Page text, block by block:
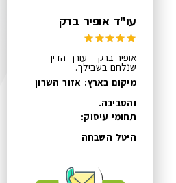
עו"ד אופיר ברק
אופיר ברק – עורך הדין
שנלחם בשבילך.
מיקום בארץ: אזור השרון
והסביבה.
תחומי עיסוק:
היטל השבחה